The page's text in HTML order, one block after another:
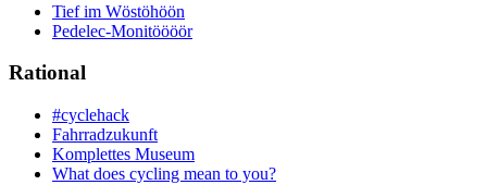
Tief im Wöstöhöön
Pedelec-Monitöööör
Rational
#cyclehack
Fahrradzukunft
Komplettes Museum
What does cycling mean to you?